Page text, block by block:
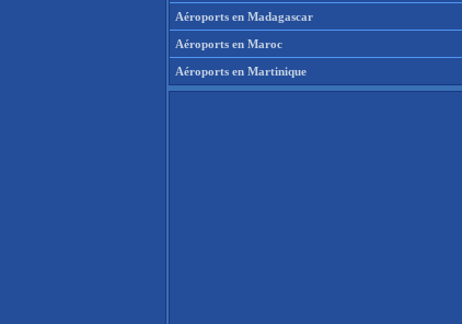
Aéroports en Madagascar
Aéroports en Maroc
Aéroports en Martinique